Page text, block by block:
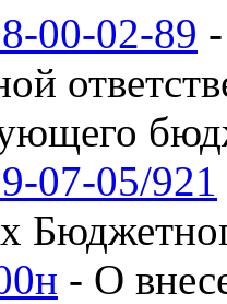
00-02-89
07-05/921
- О